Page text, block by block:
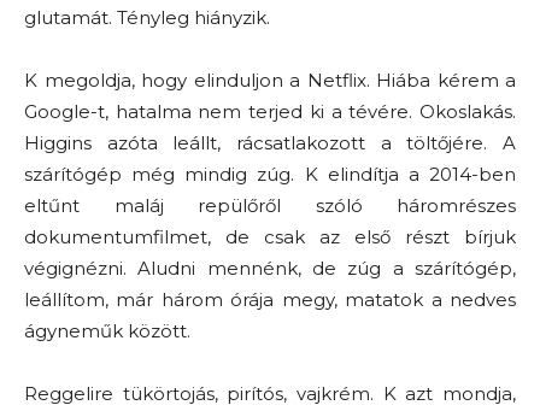
glutamát. Tényleg hiányzik.
K megoldja, hogy elinduljon a Netflix. Hiába kérem a
Google-t, hatalma nem terjed ki a tévére. Okoslakás.
Higgins azóta leállt, rácsatlakozott a töltőjére. A
szárítógép még mindig zúg. K elindítja a 2014-ben
eltűnt maláj repülőről szóló háromrészes
dokumentumfilmet, de csak az első részt bírjuk
végignézni. Aludni mennénk, de zúg a szárítógép,
leállítom, már három órája megy, matatok a nedves
ágyneműk között.
Reggelire tükörtojás, pirítós, vajkrém. K azt mondja,